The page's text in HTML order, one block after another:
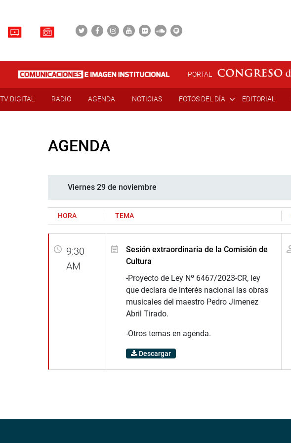
PORTAL
TV DIGITAL RADIO AGENDA NOTICIAS FOTOS DEL DÍA EDITORIAL
AGENDA
Viernes 29 de noviembre
HORA TEMA
9:30
AM
Sesión extraordinaria de la Comisión de
Cultura
-Proyecto de Ley Nº 6467/2023-CR, ley
que declara de interés nacional las obras
musicales del maestro Pedro Jimenez
Abril Tirado.
-Otros temas en agenda.
Descargar